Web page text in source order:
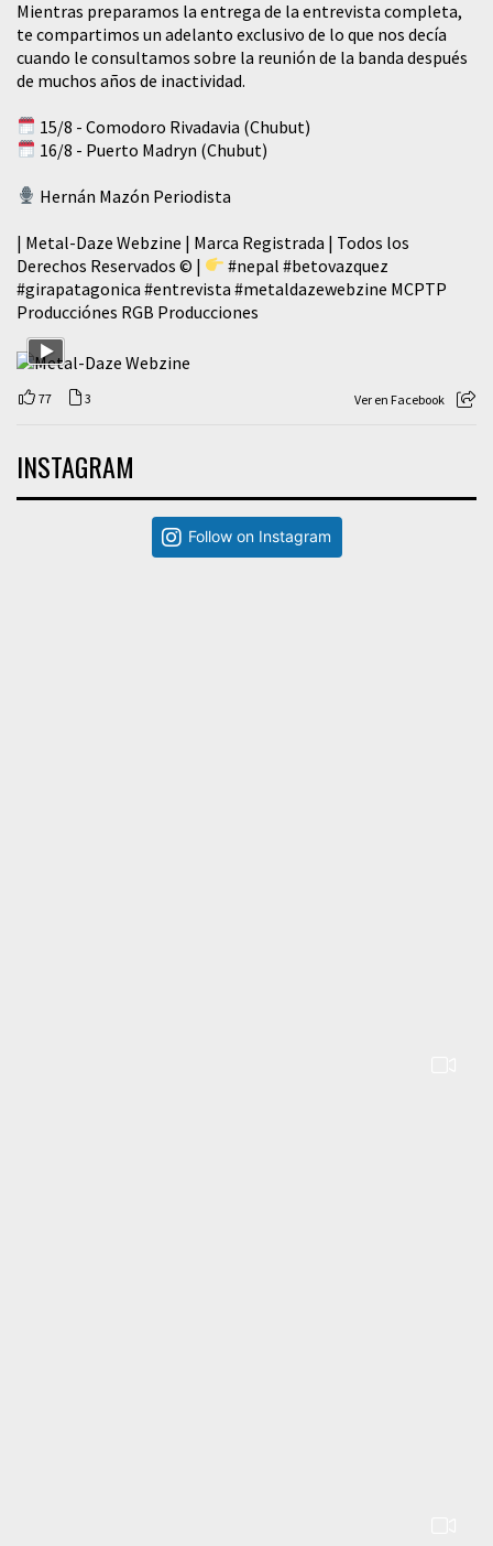
Mientras preparamos la entrega de la entrevista completa,
te compartimos un adelanto exclusivo de lo que nos decía
cuando le consultamos sobre la reunión de la banda después
de muchos años de inactividad.
15/8 - Comodoro Rivadavia (Chubut)
16/8 - Puerto Madryn (Chubut)
Hernán Mazón Periodista
| Metal-Daze Webzine | Marca Registrada | Todos los
Derechos Reservados © |
#nepal #betovazquez
#girapatagonica #entrevista #metaldazewebzine MCPTP
Producciónes RGB Producciones
77 3 Ver en Facebook
INSTAGRAM
Follow on Instagram